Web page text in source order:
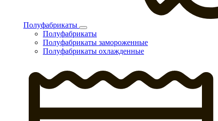
Полуфабрикаты
Полуфабрикаты
Полуфабрикаты замороженные
Полуфабрикаты охлажденные